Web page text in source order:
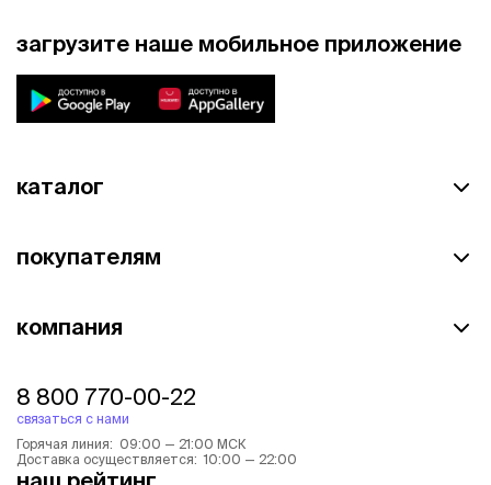
загрузите наше мобильное приложение
каталог
покупателям
компания
8 800 770-00-22
связаться с нами
Горячая линия: 09:00 — 21:00 МСК
Доставка осуществляется: 10:00 — 22:00
наш рейтинг